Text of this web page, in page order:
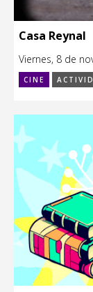
Casa Reynal
Viernes, 8 de
CINE